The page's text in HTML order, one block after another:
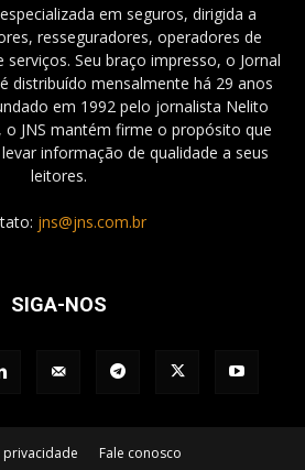
em seguros, dirigida a
resseguradores, operadores de
serviços. Seu braço impresso, o Jornal
distribuído mensalmente há 29 anos
em 1992 pelo jornalista Nelito
o JNS mantém firme o propósito que
informação de qualidade a seus
leitores.
jns@jns.com.br
SIGA-NOS
privacidade Fale conosco